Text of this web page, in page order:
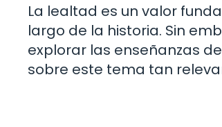
La lealtad es un valor
largo de la historia. Sin
explorar las enseñanzas
sobre este tema tan